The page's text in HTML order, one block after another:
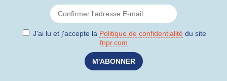
J'ai lu et j'accepte la Politique de confidentialité du site
fnpr.com